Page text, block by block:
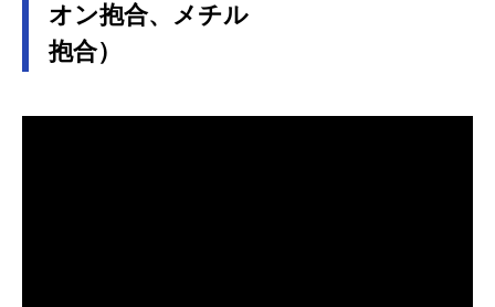
オン抱合、メチル
抱合）